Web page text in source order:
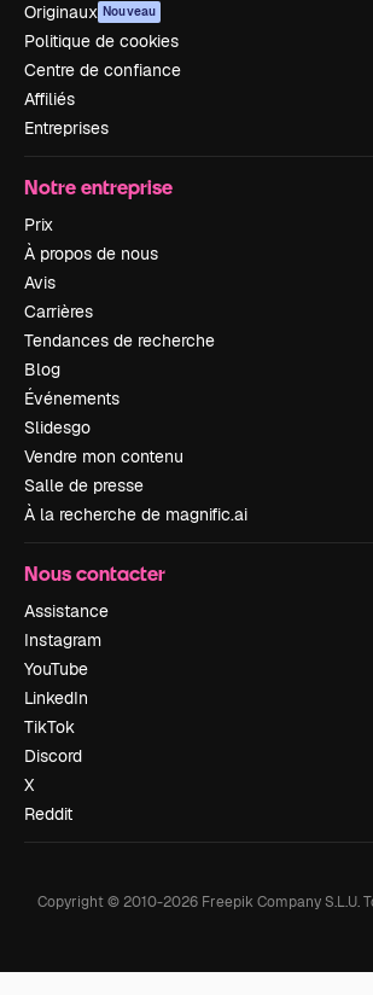
Originaux Nouveau
Politique de cookies
Centre de confiance
Affiliés
Entreprises
Notre entreprise
Prix
À propos de nous
Avis
Carrières
Tendances de recherche
Blog
Événements
Slidesgo
Vendre mon contenu
Salle de presse
À la recherche de magnific.ai
Nous contacter
Assistance
Instagram
YouTube
LinkedIn
TikTok
Discord
X
Reddit
Copyright © 2010-2026 Freepik Company S.L.U.